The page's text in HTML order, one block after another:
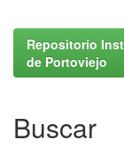
Repositorio
de Portoviejo
Buscar